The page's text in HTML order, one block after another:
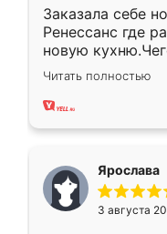
Заказала себе
Ренессанс где
новую
вполне
два года,
Читать полностью
Ярослава
3 августа